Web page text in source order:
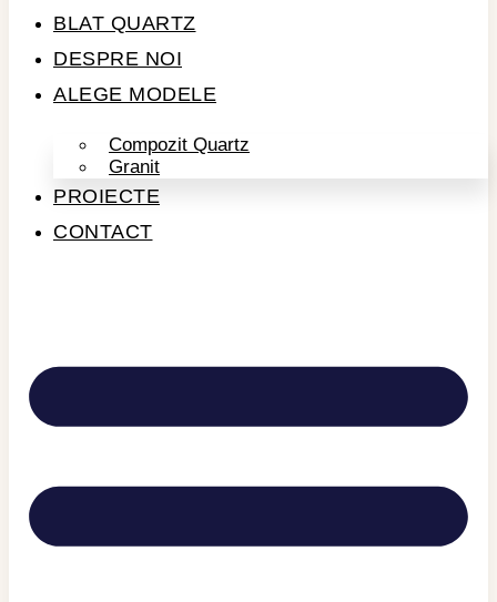
BLAT QUARTZ
DESPRE NOI
ALEGE MODELE
Compozit Quartz
Granit
PROIECTE
CONTACT